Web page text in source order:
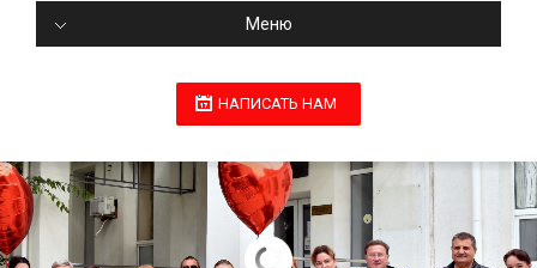
Меню
НАПИСАТЬ НАМ